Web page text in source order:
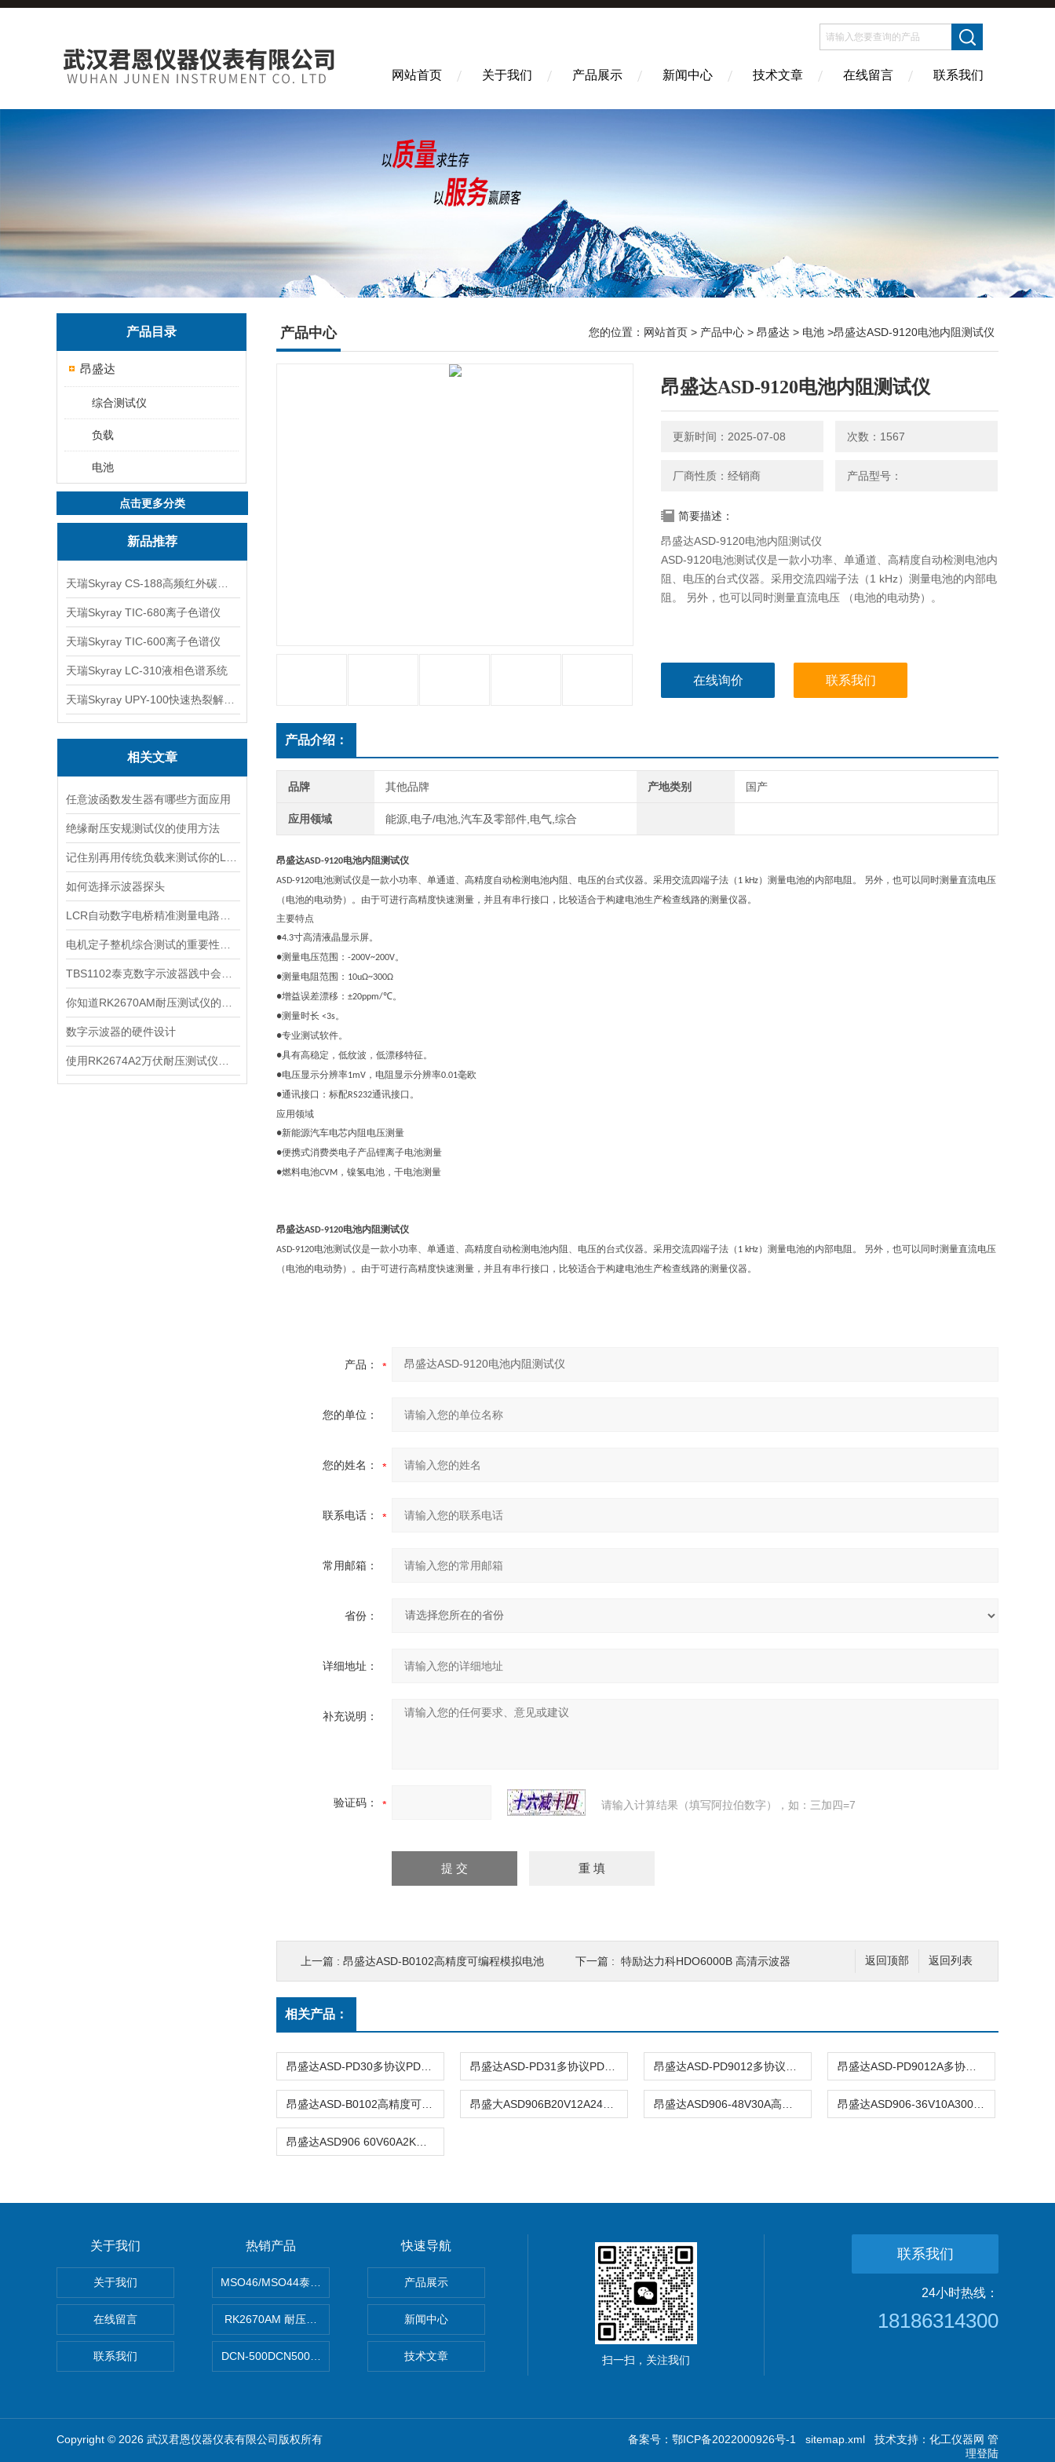
网站首页 关于我们 产品展示 新闻中心 技术文章 在线留言 联系我们
产品目录
昂盛达
综合测试仪
负载
电池
点击更多分类
新品推荐
天瑞Skyray TIC-680离子色谱仪
天瑞Skyray TIC-600离子色谱仪
天瑞Skyray LC-310液相色谱系统
相关文章
任意波函数发生器有哪些方面应用
绝缘耐压安规测试仪的使用方法
如何选择示波器探头
数字示波器的硬件设计
产品中心 您的位置： 网站首页 > 产品中心 > 昂盛达 > 电池 >昂盛达ASD-9120电池内阻测试仪
昂盛达ASD-9120电池内阻测试仪
更新时间：2025-07-08 次数：1567
厂商性质：经销商 产品型号：
简要描述：
昂盛达ASD-9120电池内阻测试仪
ASD-9120电池测试仪是一款小功率、单通道、高精度自动检测电池内
阻、电压的台式仪器。采用交流四端子法（1 kHz）测量电池的内部电
阻。 另外，也可以同时测量直流电压 （电池的电动势）。
在线询价 联系我们
产品介绍：
品牌 其他品牌 产地类别 国产
应用领域 能源,电子/电池,汽车及零部件,电气,综合
昂盛达ASD-9120电池内阻测试仪
ASD-9120电池测试仪是一款小功率、单通道、高精度自动检测电池内阻、电压的台式仪器。采用交流四端子法（ 1 kHz）测量电池的内部电阻。 另外，也可以同时测量直流电压
（电池的电动势）。由于可进行高精度快速测量，并且有串行接口，比较适合于构建电池生产检查线路的测量仪器。
主要特点
●4.3寸高清液晶显示屏。
●测量电压范围： -200V~200V。
●测量电阻范围： 10uΩ~300Ω
●增益误差漂移： ±20ppm/℃。
●测量时长 <3s。
●专业测试软件。
●具有高稳定，低纹波，低漂移特征。
●电压显示分辨率1mV ，电阻显示分辨率0.01毫欧
●通讯接口：标配RS232通讯接口。
应用领域
●新能源汽车电芯内阻电压测量
●便携式消费类电子产品锂离子电池测量
●燃料电池CVM ，镍氢电池，干电池测量
昂盛达ASD-9120电池内阻测试仪
ASD-9120电池测试仪是一款小功率、单通道、高精度自动检测电池内阻、电压的台式仪器。采用交流四端子法（ 1 kHz）测量电池的内部电阻。 另外，也可以同时测量直流电压
（电池的电动势）。由于可进行高精度快速测量，并且有串行接口，比较适合于构建电池生产检查线路的测量仪器。
产品：
您的单位：
您的姓名：
联系电话：
常用邮箱：
省份：
详细地址：
补充说明：
验证码： 请输入计算结果（填写阿拉伯数字），如：三加四=7
返回列表
返回顶部
上一篇 : 昂盛达ASD-B0102高精度可编程模拟电池 下一篇 : 特励达力科HDO6000B 高清示波器
相关产品：
关于我们
关于我们
在线留言
联系我们
热销产品
MSO46/MSO44泰克Tektronix MSO44/MSO46混合信号示波器
RK2670AM 耐压测试仪
DCN-500DCN500资料收集器
快速导航
产品展示
新闻中心
技术文章 扫一扫，关注我们
联系我们
24小时热线：
18186314300
Copyright © 2026 武汉君恩仪器仪表有限公司版权所有 备案号：鄂ICP备2022000926号-1 sitemap.xml 技术支持： 化工仪器网 管
理登陆